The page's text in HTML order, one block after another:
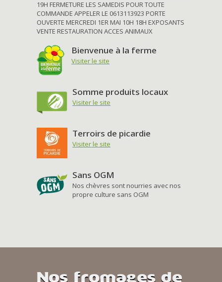
19H FERMETURE LES SAMEDIS POUR TOUTE
COMMANDE APPELER LE 0613113923 PORTE
OUVERTE MERCREDI 1ER MAI 10H 18H EXPOSANTS
VENTE RESTAURATION ACCES ANIMAUX
Bienvenue à la ferme
Visiter le site
Somme produits locaux
Visiter le site
Terroirs de picardie
Visiter le site
Sans OGM
Nos chèvres sont nourries avec nos
propre culture sans OGM
Nos fromages de